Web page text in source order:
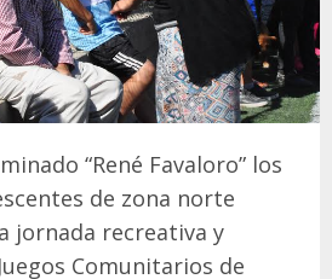
“René Favaloro” los
de zona norte
jornada recreativa y
Comunitarios de